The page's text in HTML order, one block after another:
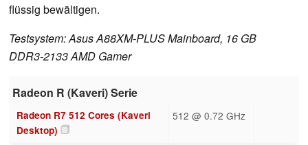
flüssig bewältigen.
Testsystem: Asus A88XM-PLUS Mainboard, 16 GB
DDR3-2133 AMD Gamer
Radeon R (Kaveri) Serie
Radeon R7 512 Cores (Kaveri
Desktop)
512 @ 0.72 GHz